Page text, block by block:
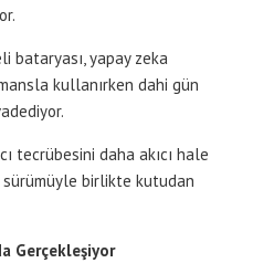
bataryası, yapay zeka
kullanırken dahi gün
tecrübesini daha akıcı hale
birlikte kutudan
Gerçekleşiyor